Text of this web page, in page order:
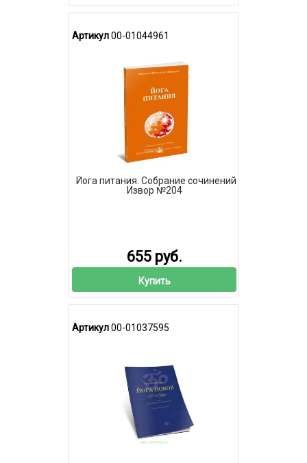
Артикул00-01044961
Йога питания. Собрание сочинений
Извор №204
655 руб.
Купить
Артикул00-01037595